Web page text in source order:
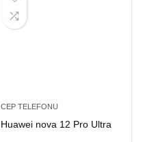
CEP TELEFONU
Huawei nova 12 Pro Ultra